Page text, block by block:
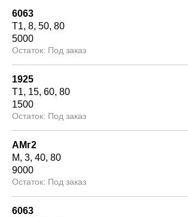
6063
Т1 8 50 80
5000
Под заказ
1925
Т1 15 60 80
1500
Под заказ
АМг2
М 3 40 80
9000
Под заказ
6063